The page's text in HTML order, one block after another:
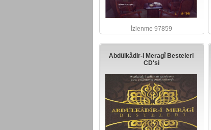
İzlenme 97859
Abdülkâdir-i Meragî Besteleri
CD'si